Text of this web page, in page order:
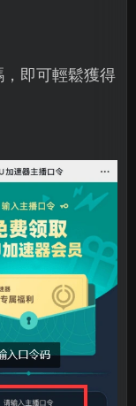
即可輕鬆獲得